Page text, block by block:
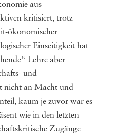
aus
kritisiert, trotz
ökonomischer
Einseitigkeit hat
Lehre aber
und
nicht an Macht und
kaum je zuvor war es
wie in den letzten
Zugänge